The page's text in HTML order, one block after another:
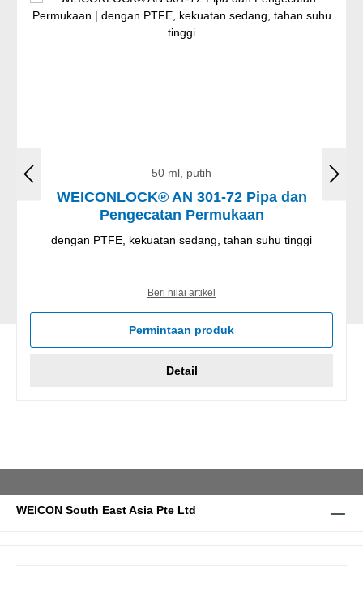
50 ml, putih
WEICONLOCK® AN 301-72 Pipa dan
Pengecatan Permukaan
dengan PTFE, kekuatan sedang, tahan suhu tinggi
Beri nilai artikel
Permintaan produk
Detail
WEICON South East Asia Pte Ltd